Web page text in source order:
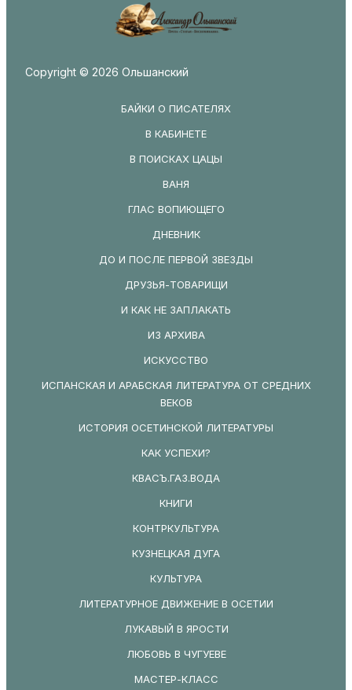
Copyright © 2026 Ольшанский
БАЙКИ О ПИСАТЕЛЯХ
В КАБИНЕТЕ
В ПОИСКАХ ЦАЦЫ
ВАНЯ
ГЛАС ВОПИЮЩЕГО
ДНЕВНИК
ДО И ПОСЛЕ ПЕРВОЙ ЗВЕЗДЫ
ДРУЗЬЯ-ТОВАРИЩИ
И КАК НЕ ЗАПЛАКАТЬ
ИЗ АРХИВА
ИСКУССТВО
ИСПАНСКАЯ И АРАБСКАЯ ЛИТЕРАТУРА ОТ СРЕДНИХ
ВЕКОВ
ИСТОРИЯ ОСЕТИНСКОЙ ЛИТЕРАТУРЫ
КАК УСПЕХИ?
КВАСЪ.ГАЗ.ВОДА
КНИГИ
КОНТРКУЛЬТУРА
КУЗНЕЦКАЯ ДУГА
КУЛЬТУРА
ЛИТЕРАТУРНОЕ ДВИЖЕНИЕ В ОСЕТИИ
ЛУКАВЫЙ В ЯРОСТИ
ЛЮБОВЬ В ЧУГУЕВЕ
МАСТЕР-КЛАСС